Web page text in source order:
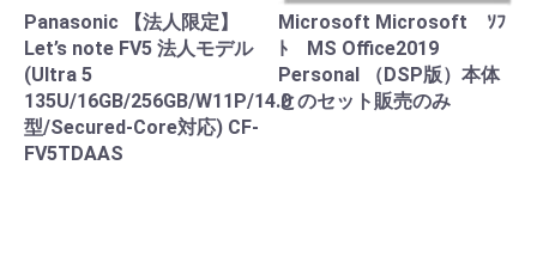
Panasonic 【法人限定】
Let’s note FV5 法人モデル
(Ultra 5
135U/16GB/256GB/W11P/14.0
型/Secured-Core対応) CF-
FV5TDAAS
Microsoft Microsoft ｿﾌ
ﾄ MS Office2019
Personal （DSP版）本体
とのセット販売のみ